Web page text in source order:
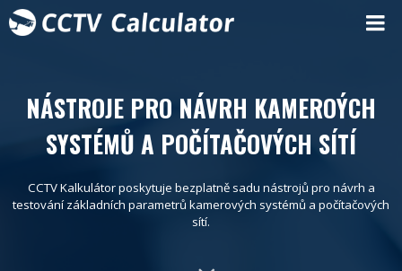
NÁSTROJE PRO NÁVRH KAMEROÝCH
SYSTÉMŮ A POČÍTAČOVÝCH SÍTÍ
CCTV Kalkulátor poskytuje bezplatně sadu nástrojů pro návrh a
testování základních parametrů kamerových systémů a počítačových
sítí.